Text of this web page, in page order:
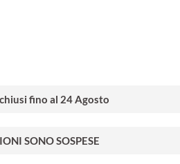
fino al 24 Agosto
SONO SOSPESE